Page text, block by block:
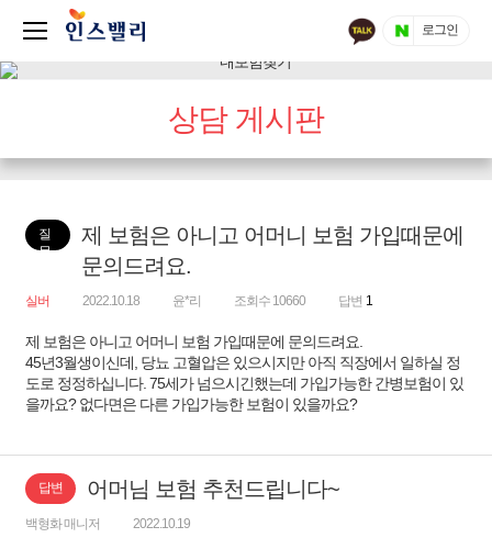
로그인
상담 게시판
질
문
제 보험은 아니고 어머니 보험 가입때문에
문의드려요.
실버 2022.10.18 윤*리 조회수 10660 답변 1
제 보험은 아니고 어머니 보험 가입때문에 문의드려요.
45년3월생이신데, 당뇨 고혈압은 있으시지만 아직 직장에서 일하실 정
도로 정정하십니다. 75세가 넘으시긴했는데 가입가능한 간병보험이 있
을까요? 없다면은 다른 가입가능한 보험이 있을까요?
답변 어머님 보험 추천드립니다~
백형화 매니저 2022.10.19